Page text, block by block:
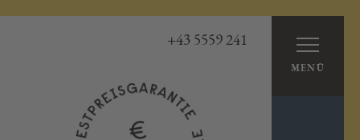
+43 5559 241
MENÜ